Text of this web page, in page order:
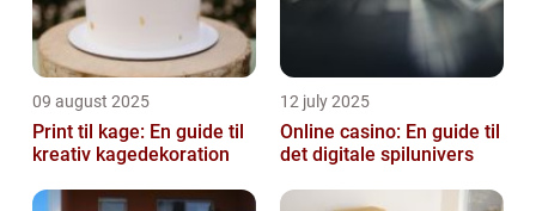
09 august 2025
Print til kage: En guide til
kreativ kagedekoration
12 july 2025
Online casino: En guide til
det digitale spilunivers